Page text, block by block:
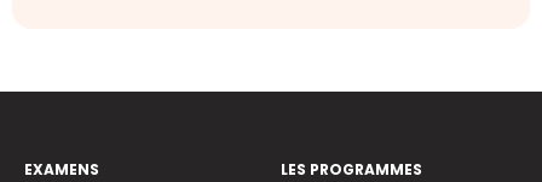
EXAMENS
LES PROGRAMMES